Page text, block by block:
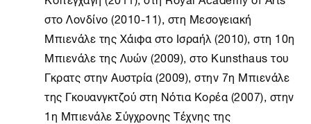
στο Λονδίνο (2010-11), στη Μεσογειακή
Μπιενάλε της Χάιφα στο Ισραήλ (2010), στη 10η
Μπιενάλε της Λυών (2009), στο Kunsthaus του
Γκρατς στην Αυστρία (2009), στην 7η Μπιενάλε
της Γκουανγκτζού στη Νότια Κορέα (2007), στην
1η Μπιενάλε Σύγχρονης Τέχνης της